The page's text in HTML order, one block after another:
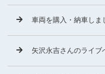
車両を購入・納車しま
矢沢永吉さんのライブ